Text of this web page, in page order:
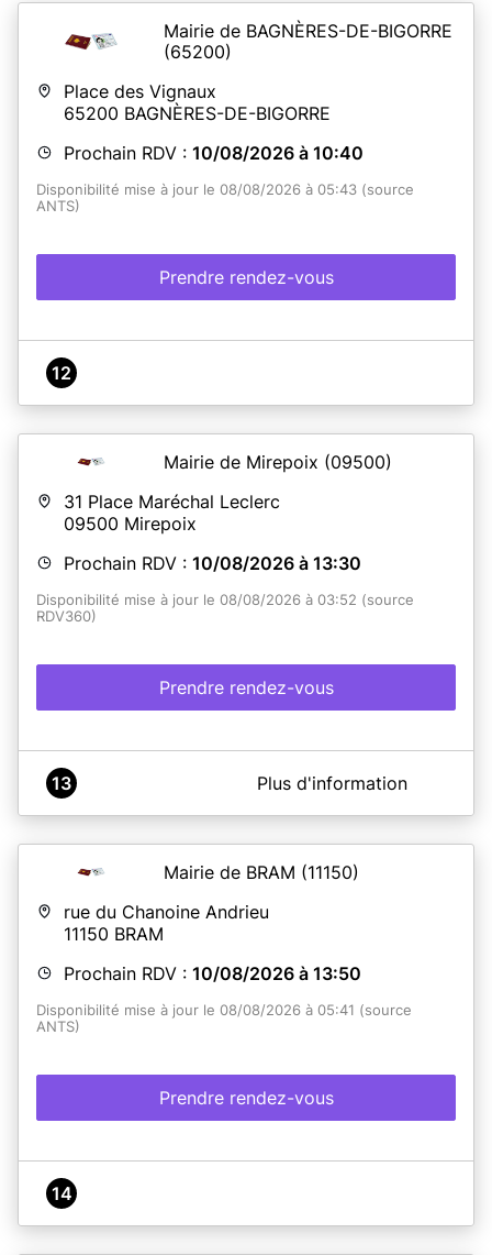
Mairie de BAGNÈRES-DE-BIGORRE
(65200)
Place des Vignaux
65200 BAGNÈRES-DE-BIGORRE
Prochain RDV : 10/08/2026 à 10:40
Disponibilité mise à jour le 08/08/2026 à 05:43 (source
ANTS)
Prendre rendez-vous
12
Mairie de Mirepoix (09500)
31 Place Maréchal Leclerc
09500 Mirepoix
Prochain RDV : 10/08/2026 à 13:30
Disponibilité mise à jour le 08/08/2026 à 03:52 (source
RDV360)
Prendre rendez-vous
A propos de Mairie de MIREPOIX
En savoir plus
13 Plus d'information
Mairie de BRAM (11150)
rue du Chanoine Andrieu
11150 BRAM
Prochain RDV : 10/08/2026 à 13:50
Disponibilité mise à jour le 08/08/2026 à 05:41 (source
ANTS)
Prendre rendez-vous
14